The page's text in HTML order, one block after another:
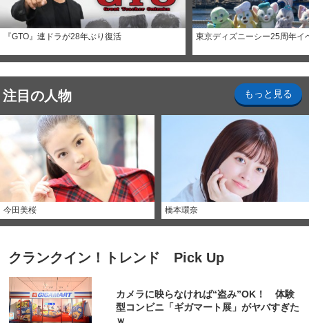
『GTO』連ドラが28年ぶり復活 東京ディズニーシー25周年イ
注目の人物 もっと見る
今田美桜 橋本環奈
クランクイン！トレンド Pick Up
カメラに映らなければ“盗み”OK！ 体験
型コンビニ「ギガマート展」がヤバすぎた
ｗ